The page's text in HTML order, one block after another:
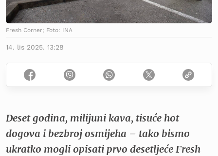
Fresh Corner; Foto: INA
14. lis 2025. 13:28
Deset godina, milijuni kava, tisuće hot
dogova i bezbroj osmijeha – tako bismo
ukratko mogli opisati prvo desetljeće Fresh